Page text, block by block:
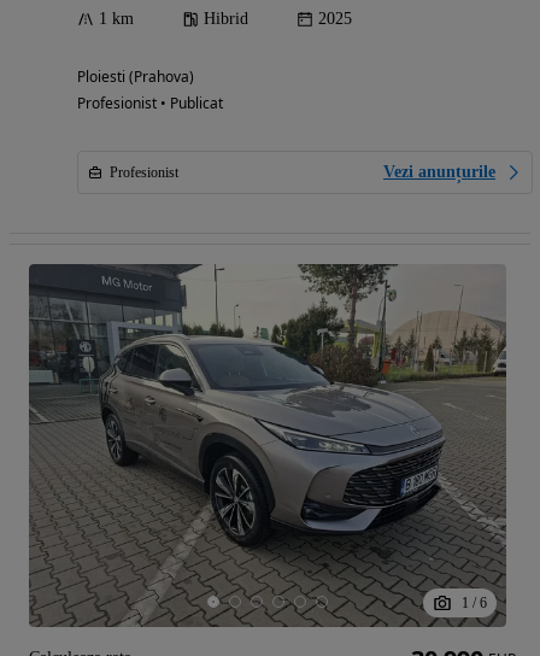
1 km Hibrid 2025
Ploiesti (Prahova)
Profesionist • Publicat
Profesionist Vezi anunțurile
1 / 6